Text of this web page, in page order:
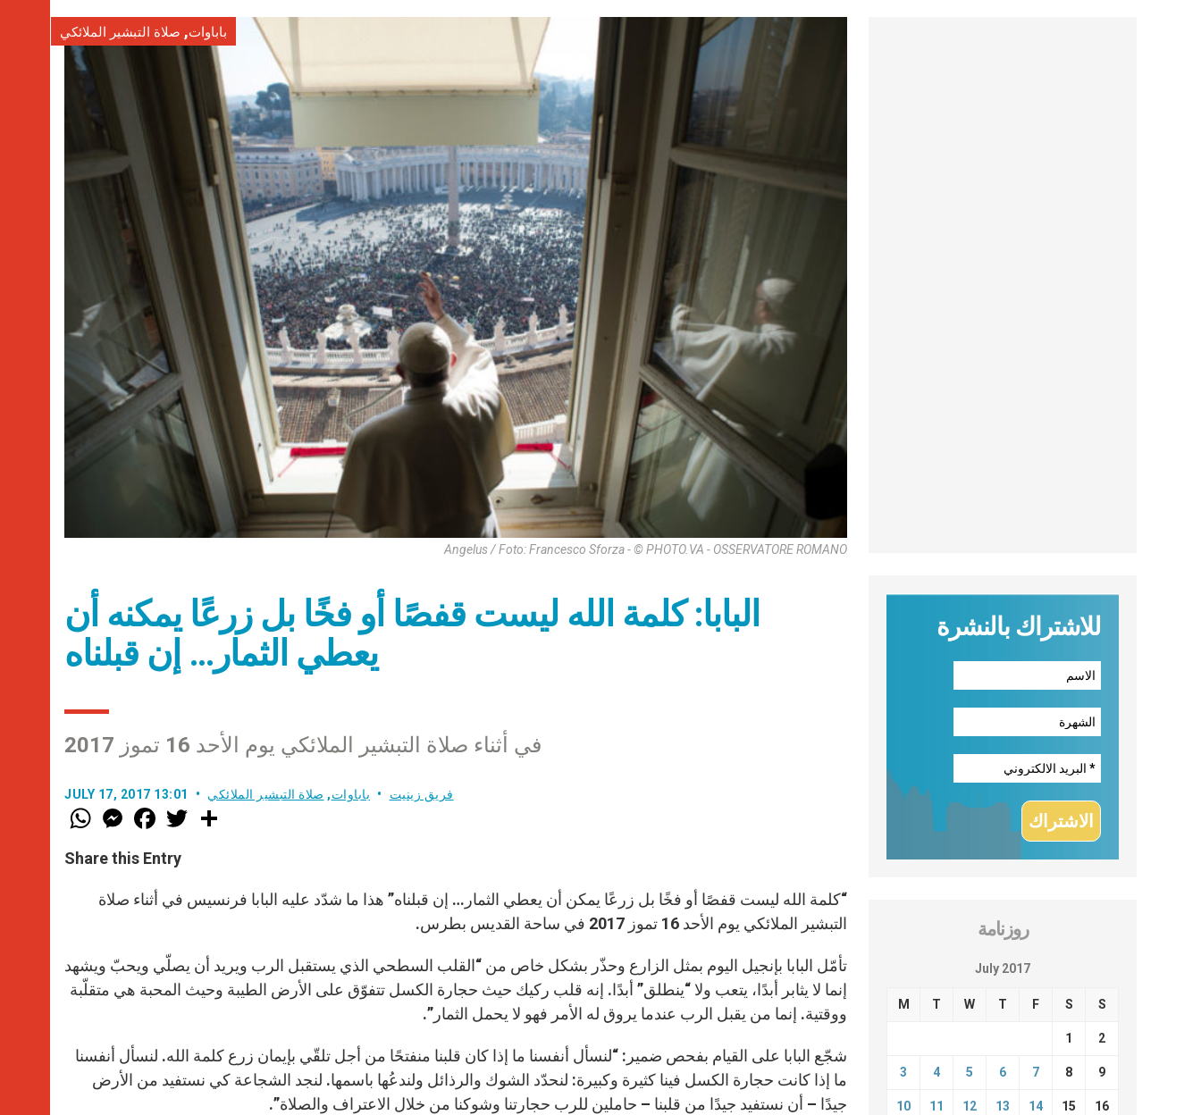
باباوات, صلاة التبشير الملائكي
Angelus / Foto: Francesco Sforza - © PHOTO.VA - OSSERVATORE ROMANO
البابا: كلمة الله ليست قفصًا أو فخًا بل زرعًا يمكنه أن
يعطي الثمار… إن قبلناه
في أثناء صلاة التبشير الملائكي يوم الأحد 16 تموز 2017
JULY 17, 2017 13:01 فريق زينيت باباوات, صلاة التبشير الملائكي
W
h
t
s
p
p
M
e
s
e
g
F
a
e
b
k
w
r
Share this Entry
“كلمة الله ليست قفصًا أو فخًا بل زرعًا يمكن أن يعطي الثمار… إن قبلناه” هذا ما شدّد عليه البابا فرنسيس في أثناء صلاة
التبشير الملائكي يوم الأحد 16 تموز 2017 في ساحة القديس بطرس.
تأمّل البابا بإنجيل اليوم بمثل الزارع وحذّر بشكل خاص من “القلب السطحي الذي يستقبل الرب ويريد أن يصلّي ويحبّ ويشهد
إنما لا يثابر أبدًا، يتعب ولا “ينطلق” أبدًا. إنه قلب ركيك حيث حجارة الكسل تتفوّق على الأرض الطيبة وحيث المحبة هي متقلّبة
ووقتية. إنما من يقبل الرب عندما يروق له الأمر فهو لا يحمل الثمار”.
شجّع البابا على القيام بفحص ضمير: “لنسأل أنفسنا ما إذا كان قلبنا منفتحًا من أجل تلقّي بإيمان زرع كلمة الله. لنسأل أنفسنا
ما إذا كانت حجارة الكسل فينا كثيرة وكبيرة: لنحدّد الشوك والرذائل ولندعُها باسمها. لنجد الشجاعة كي نستفيد من الأرض
جيدًا – أن نستفيد جيدًا من قلبنا – حاملين للرب حجارتنا وشوكنا من خلال الاعتراف والصلاة”.
للاشتراك بالنشرة
روزنامة
July 2017
M T W T F S S
1 2
3 4 5 6 7 8 9
10 11 12 13 14 15 16